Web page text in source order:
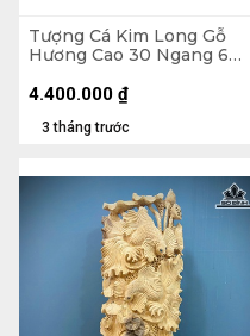
Tượng Cá Kim Long Gỗ
Hương Cao 30 Ngang 66
3 tháng trước
4.400.000 ₫